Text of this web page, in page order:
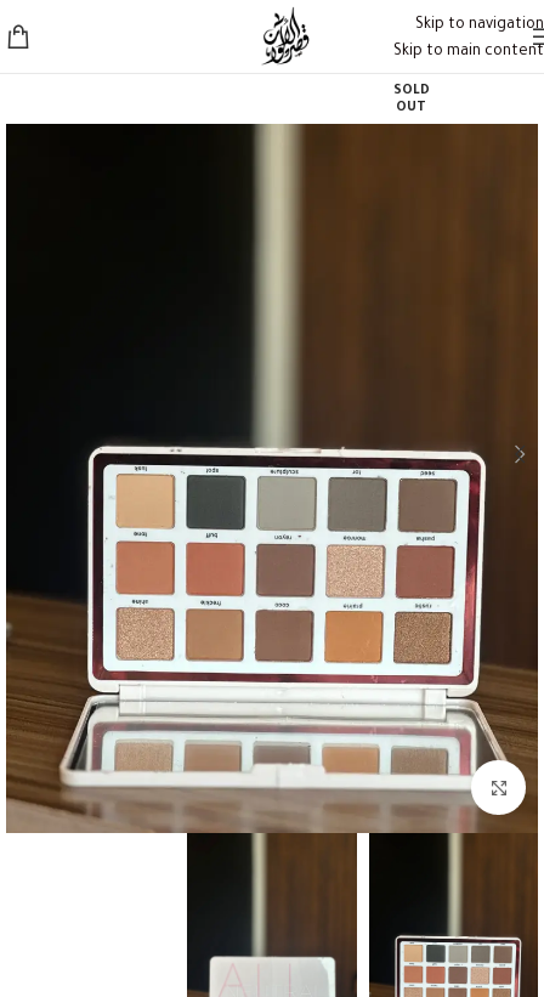
Skip to navigation
Skip to main content
SOLD
OUT
Click to enlarge